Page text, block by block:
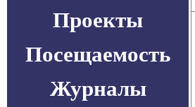
Проекты
Посещаемость
Журналы